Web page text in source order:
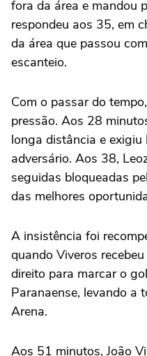
fora da área e mandou
respondeu aos 35, em
da área que passou
escanteio.
Com o passar do
pressão. Aos 28
longa distância e
adversário. Aos 38,
seguidas bloqueadas
das melhores
A insistência foi
quando Viveros
direito para marcar o
Paranaense, levando a
Arena.
Aos 51 minutos, João